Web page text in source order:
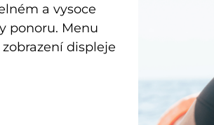
a vysoce
ponoru. Menu
displeje